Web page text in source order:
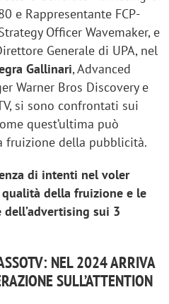
e Rappresentante FCP-
Officer Wavemaker, e
Generale di UPA, nel
Gallinari, Advanced
Warner Bros Discovery e
si sono confrontati sui
quest’ultima può
fruizione della pubblicità.
di intenti nel voler
della fruizione e le
sui 3
NEL 2024 ARRIVA
SULL’ATTENTION